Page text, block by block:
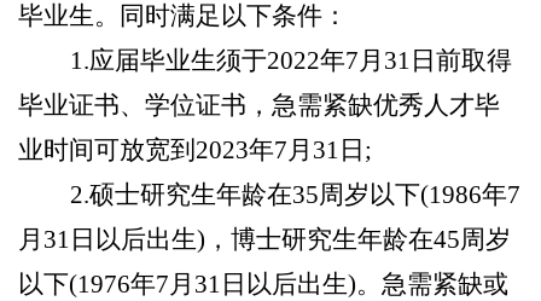
毕业生。
同时满足以下条件：
1.应届毕业生须于2022年7月31日前取得
毕业证书、学位证书，急需紧缺优秀人才毕
业时间可放宽到2023年7月31日;
2.硕士研究生年龄在35周岁以下(1986年7
月31日以后出生)，博士研究生年龄在45周岁
以下(1976年7月31日以后出生)。急需紧缺或